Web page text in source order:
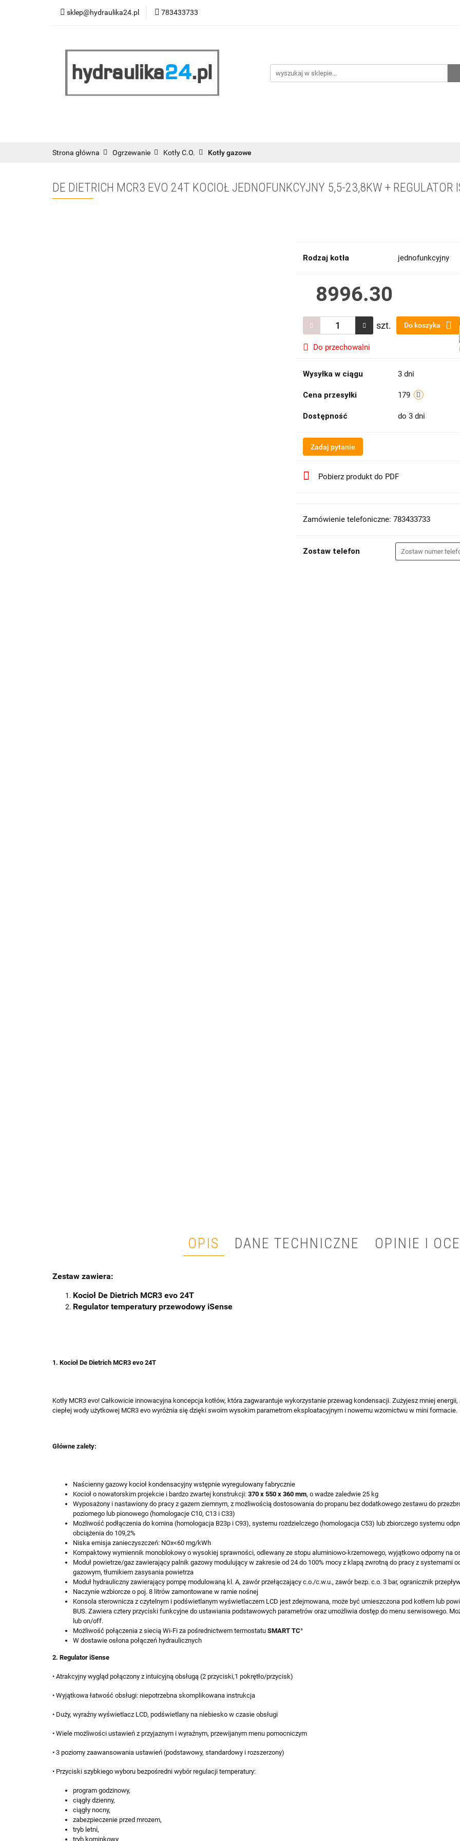
sklep@hydraulika24.pl 783433733
RATY/LEASING
Łazienka
Wyprzedaż WYCENA ZESTAWÓW
Strona główna Ogrzewanie Kotły C.O. Kotły gazowe
DE DIETRICH MCR3 EVO 24T KOCIOŁ JEDNOFUNKCYJNY 5,5-23,8KW + REGULATOR
Rodzaj kotła jednofunkcyjny
8996.30
szt. Do koszyka
Do przechowalni
Wysyłka w ciągu 3 dni
Cena przesyłki 179
Dostępność do 3 dni
Zadaj pytanie
Pobierz produkt do PDF
Zamówienie telefoniczne: 783433733
Zostaw telefon
OPIS DANE TECHNICZNE OPINIE I
Zestaw zawiera:
Kocioł De Dietrich MCR3 evo 24T
Regulator temperatury przewodowy iSense
1. Kocioł De Dietrich MCR3 evo 24T
Kotły MCR3 evo! Całkowicie innowacyjna koncepcja kotłów, która zagwarantuje wykorzystanie przewag kondensacji. Zużyjesz mniej
ciepłej wody użytkowej MCR3 evo wyróżnia się dzięki swoim wysokim parametrom eksploatacyjnym i nowemu wzornictwu w mini formacie.
Główne zalety:
Naścienny gazowy kocioł kondensacyjny wstępnie wyregulowany fabrycznie
Kocioł o nowatorskim projekcie i bardzo zwartej konstrukcji: 370 x 550 x 360 mm, o wadze zaledwie 25 kg
Wyposażony i nastawiony do pracy z gazem ziemnym, z możliwością dostosowania do propanu bez dodatkowego zestawu do
poziomego lub pionowego (homologacje C10, C13 i C33)
Możliwość podłączenia do komina (homologacja B23p i C93), systemu rozdzielczego (homologacja C53) lub zbiorczego systemu
obciążenia do 109,2%
Niska emisja zanieczyszczeń: NOx<60 mg/kWh
Kompaktowy wymiennik monoblokowy o wysokiej sprawności, odlewany ze stopu aluminiowo-krzemowego, wyjątkowo odporny na
Moduł powietrze/gaz zawierający palnik gazowy modulujący w zakresie od 24 do 100% mocy z klapą zwrotną do pracy z systemami
gazowym, tłumikiem zasysania powietrza
Moduł hydrauliczny zawierający pompę modulowaną kl. A, zawór przełączający c.o./c.w.u., zawór bezp. c.o. 3 bar, ogranicznik
Naczynie wzbiorcze o poj. 8 litrów zamontowane w ramie nośnej
Konsola sterownicza z czytelnym i podświetlanym wyświetlaczem LCD jest zdejmowana, może być umieszczona pod kotłem lub
BUS. Zawiera cztery przyciski funkcyjne do ustawiania podstawowych parametrów oraz umożliwia dostęp do menu serwisowego.
lub on/off.
Możliwość połączenia z siecią Wi-Fi za pośrednictwem termostatu SMART TC°
W dostawie osłona połączeń hydraulicznych
2. Regulator iSense
• Atrakcyjny wygląd połączony z intuicyjną obsługą (2 przyciski,1 pokrętło/przycisk)
• Wyjątkowa łatwość obsługi: niepotrzebna skomplikowana instrukcja
• Duży, wyraźny wyświetlacz LCD, podświetlany na niebiesko w czasie obsługi
• Wiele możliwości ustawień z przyjaznym i wyraźnym, przewijanym menu pomocniczym
• 3 poziomy zaawansowania ustawień (podstawowy, standardowy i rozszerzony)
• Przyciski szybkiego wyboru bezpośredni wybór regulacji temperatury:
program godzinowy,
ciągły dzienny,
ciągły nocny,
zabezpieczenie przed mrozem,
tryb letni,
tryb kominkowy